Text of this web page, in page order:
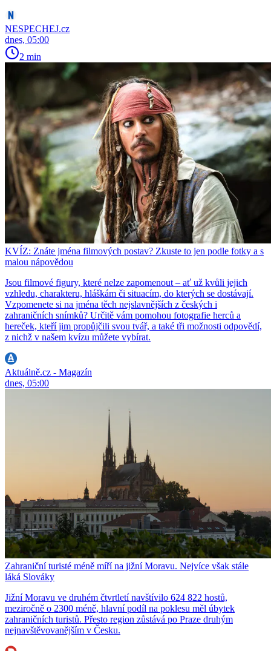
NESPECHEJ.cz
dnes, 05:00
2 min
KVÍZ: Znáte jména filmových postav? Zkuste to jen podle fotky a s
malou nápovědou
Jsou filmové figury, které nelze zapomenout – ať už kvůli jejich
vzhledu, charakteru, hláškám či situacím, do kterých se dostávají.
Vzpomenete si na jména těch nejslavnějších z českých i
zahraničních snímků? Určitě vám pomohou fotografie herců a
hereček, kteří jim propůjčili svou tvář, a také tři možnosti odpovědí,
z nichž v našem kvízu můžete vybírat.
Aktuálně.cz - Magazín
dnes, 05:00
Zahraniční turisté méně míří na jižní Moravu. Nejvíce však stále
láká Slováky
Jižní Moravu ve druhém čtvrtletí navštívilo 624 822 hostů,
meziročně o 2300 méně, hlavní podíl na poklesu měl úbytek
zahraničních turistů. Přesto region zůstává po Praze druhým
nejnavštěvovanějším v Česku.